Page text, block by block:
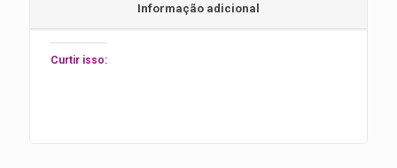
Informação adicional
Curtir isso: